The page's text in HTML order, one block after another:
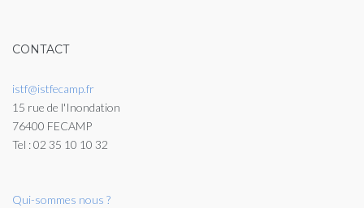
CONTACT
istf@istfecamp.fr
15 rue de l'Inondation
76400 FECAMP
Tel : 02 35 10 10 32
Qui-sommes nous ?